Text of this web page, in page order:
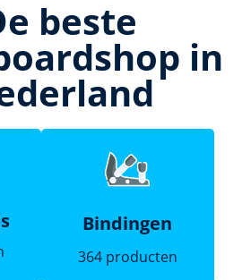
beste
in
Bindingen
364 producten